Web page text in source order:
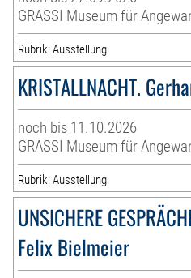
GRASSI Museum für
Rubrik: Ausstellung
KRISTALLNACHT.
noch bis 11.10.2026
GRASSI Museum für
Rubrik: Ausstellung
UNSICHERE
Felix Bielmeier